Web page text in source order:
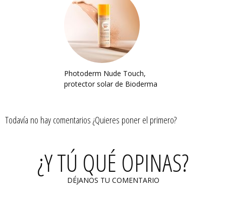
Photoderm Nude Touch,
protector solar de Bioderma
Todavía no hay comentarios ¿Quieres poner el primero?
¿Y TÚ QUÉ OPINAS?
DÉJANOS TU COMENTARIO